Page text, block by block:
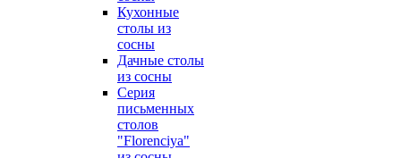
Кухонные
столы из
сосны
Дачные столы
из сосны
Серия
письменных
столов
"Florenciya"